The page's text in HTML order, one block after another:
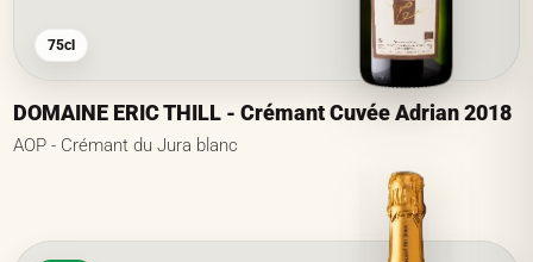
75cl
DOMAINE ERIC THILL - Crémant Cuvée Adrian 2018
AOP - Crémant du Jura blanc